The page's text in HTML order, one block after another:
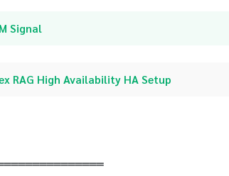
Signal
RAG High Availability HA Setup